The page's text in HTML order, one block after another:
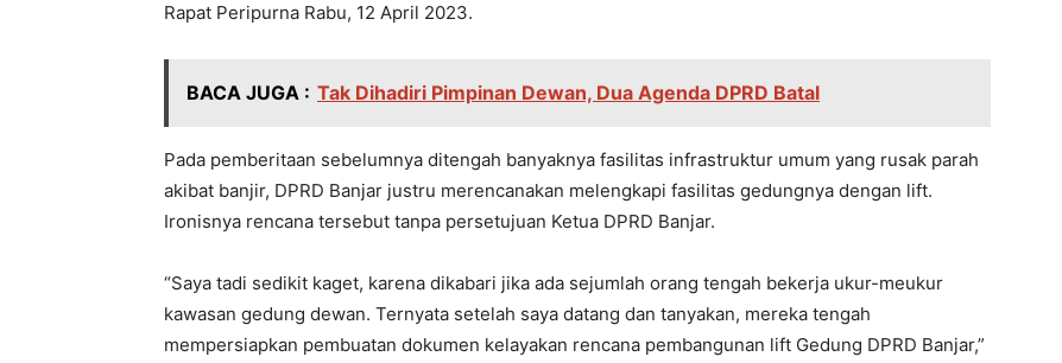
Rapat Peripurna Rabu, 12 April 2023.
BACA JUGA : Tak Dihadiri Pimpinan Dewan, Dua Agenda DPRD Batal
Pada pemberitaan sebelumnya ditengah banyaknya fasilitas infrastruktur umum yang rusak parah
akibat banjir, DPRD Banjar justru merencanakan melengkapi fasilitas gedungnya dengan lift.
Ironisnya rencana tersebut tanpa persetujuan Ketua DPRD Banjar.
“Saya tadi sedikit kaget, karena dikabari jika ada sejumlah orang tengah bekerja ukur-meukur
kawasan gedung dewan. Ternyata setelah saya datang dan tanyakan, mereka tengah
mempersiapkan pembuatan dokumen kelayakan rencana pembangunan lift Gedung DPRD Banjar,”